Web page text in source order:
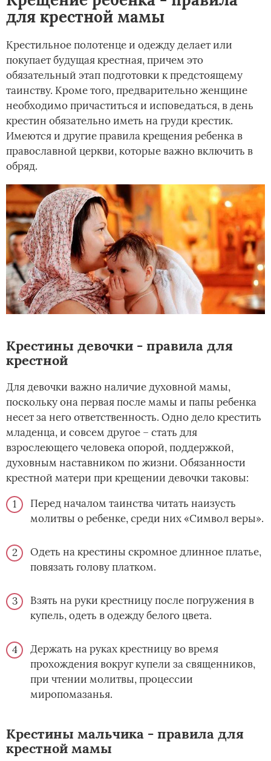
для крестной мамы
Крестильное полотенце и одежду делает или
покупает будущая крестная, причем это
обязательный этап подготовки к предстоящему
таинству. Кроме того, предварительно женщине
необходимо причаститься и исповедаться, в день
крестин обязательно иметь на груди крестик.
Имеются и другие правила крещения ребенка в
православной церкви, которые важно включить в
обряд.
Крестины девочки - правила для
крестной
Для девочки важно наличие духовной мамы,
поскольку она первая после мамы и папы ребенка
несет за него ответственность. Одно дело крестить
младенца, и совсем другое – стать для
взрослеющего человека опорой, поддержкой,
духовным наставником по жизни. Обязанности
крестной матери при крещении девочки таковы:
Перед началом таинства читать наизусть
молитвы о ребенке, среди них «Символ веры».
Одеть на крестины скромное длинное платье,
повязать голову платком.
Взять на руки крестницу после погружения в
купель, одеть в одежду белого цвета.
Держать на руках крестницу во время
прохождения вокруг купели за священников,
при чтении молитвы, процессии
миропомазанья.
Крестины мальчика - правила для
крестной мамы